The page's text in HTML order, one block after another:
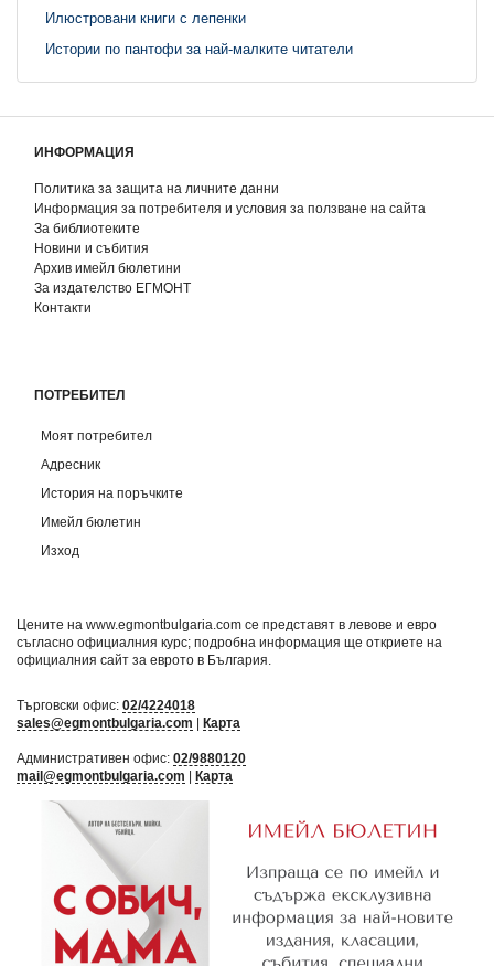
Илюстровани книги с лепенки
Истории по пантофи за най-малките читатели
ИНФОРМАЦИЯ
Политика за защита на личните данни
Информация за потребителя и условия за ползване на сайта
За библиотеките
Новини и събития
Архив имейл бюлетини
За издателство ЕГМОНТ
Контакти
ПОТРЕБИТЕЛ
Моят потребител
Адресник
История на поръчките
Имейл бюлетин
Изход
Цените на www.egmontbulgaria.com се представят в левове и евро
съгласно официалния курс; подробна информация ще откриете на
официалния сайт за еврото в България
Търговски офис: 02/4224018
sales@egmontbulgaria.com | Карта
Административен офис: 02/9880120
mail@egmontbulgaria.com | Карта